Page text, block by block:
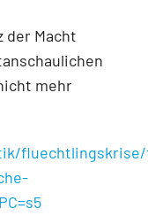
der Macht
mehr